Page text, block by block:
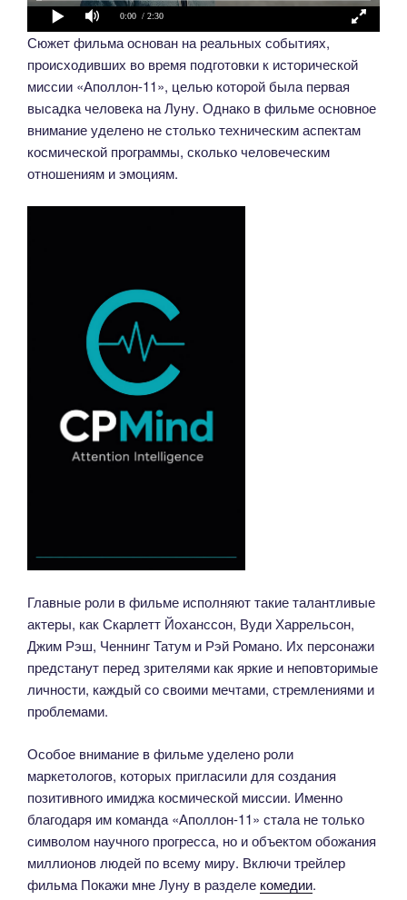
0:00 / 2:30
Сюжет фильма основан на реальных событиях,
происходивших во время подготовки к исторической
миссии «Аполлон-11», целью которой была первая
высадка человека на Луну. Однако в фильме основное
внимание уделено не столько техническим аспектам
космической программы, сколько человеческим
отношениям и эмоциям.
Главные роли в фильме исполняют такие талантливые
актеры, как Скарлетт Йоханссон, Вуди Харрельсон,
Джим Рэш, Ченнинг Татум и Рэй Романо. Их персонажи
предстанут перед зрителями как яркие и неповторимые
личности, каждый со своими мечтами, стремлениями и
проблемами.
Особое внимание в фильме уделено роли
маркетологов, которых пригласили для создания
позитивного имиджа космической миссии. Именно
благодаря им команда «Аполлон-11» стала не только
символом научного прогресса, но и объектом обожания
миллионов людей по всему миру. Включи трейлер
фильма Покажи мне Луну в разделе комедии.